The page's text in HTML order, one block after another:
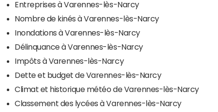
Entreprises à Varennes-lès-Narcy
Nombre de kinés à Varennes-lès-Narcy
Inondations à Varennes-lès-Narcy
Délinquance à Varennes-lès-Narcy
Impôts à Varennes-lès-Narcy
Dette et budget de Varennes-lès-Narcy
Climat et historique météo de Varennes-lès-Narcy
Classement des lycées à Varennes-lès-Narcy